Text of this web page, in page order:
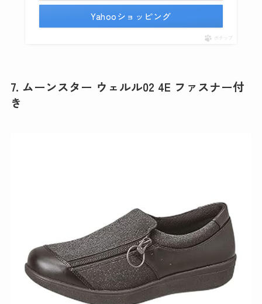
Yahooショッピング
ポチップ
7. ムーンスター ウェルル02 4E ファスナー付
き